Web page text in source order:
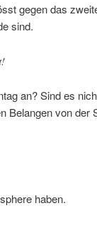
gegen das
sind.
an? Sind es
Belangen von der
haben.